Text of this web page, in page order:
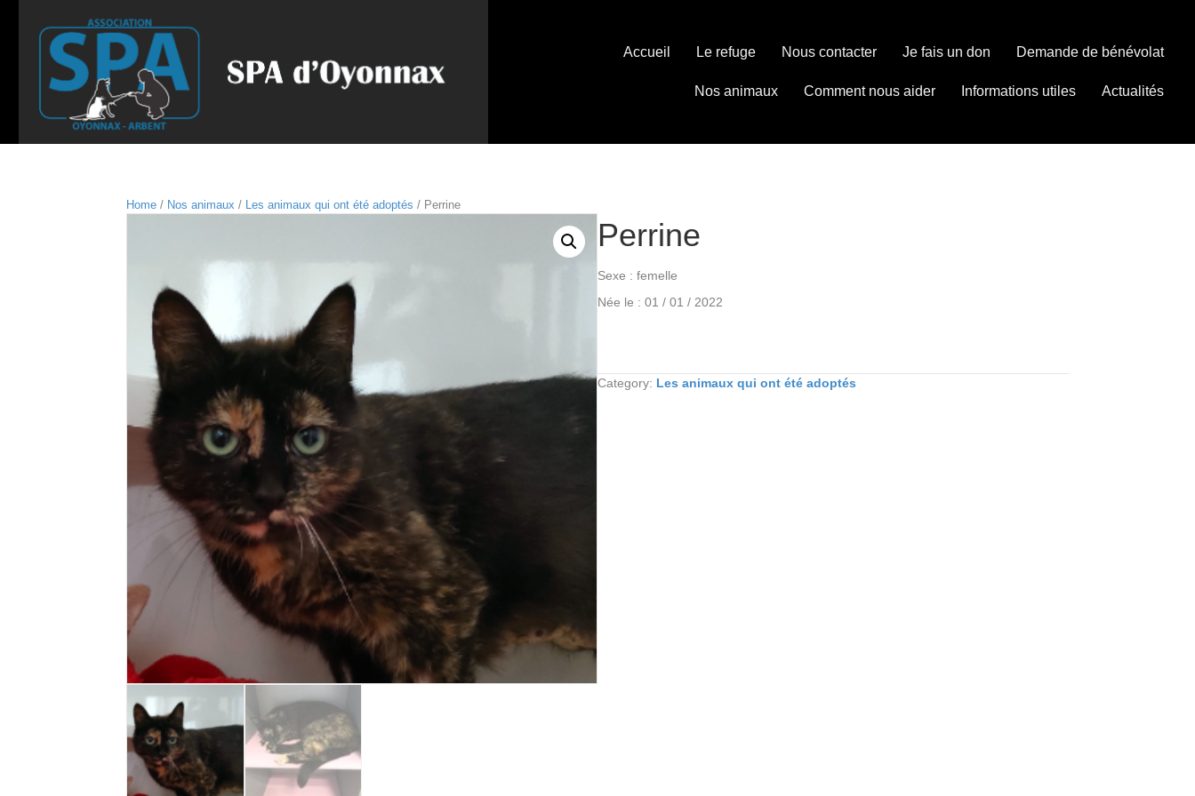
Accueil Le refuge Nous contacter Je fais un don Demande de bénévolat
Nos animaux Comment nous aider Informations utiles Actualités
Home / Nos animaux / Les animaux qui ont été adoptés / Perrine
Perrine
Sexe : femelle
Née le : 01 / 01 / 2022
Category: Les animaux qui ont été adoptés